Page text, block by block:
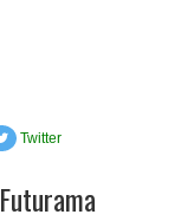
Twitter